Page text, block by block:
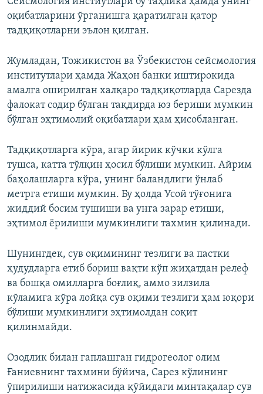
оқибатларини ўрганишга қаратилган қатор
тадқиқотларни эълон қилган.
Жумладан, Тожикистон ва Ўзбекистон сейсмология
институтлари ҳамда Жаҳон банки иштирокида
амалга оширилган халқаро тадқиқотларда Сарезда
фалокат содир бўлган тақдирда юз бериши мумкин
бўлган эҳтимолий оқибатлари ҳам ҳисобланган.
Тадқиқотларга кўра, агар йирик кўчки кўлга
тушса, катта тўлқин ҳосил бўлиши мумкин. Айрим
баҳолашларга кўра, унинг баландлиги ўнлаб
метрга етиши мумкин. Бу ҳолда Усой тўғонига
жиддий босим тушиши ва унга зарар етиши,
эҳтимол ёрилиши мумкинлиги тахмин қилинади.
Шунингдек, сув оқимининг тезлиги ва пастки
ҳудудларга етиб бориш вақти кўп жиҳатдан релеф
ва бошқа омилларга боғлиқ, аммо зилзила
кўламига кўра лойқа сув оқими тезлиги ҳам юқори
бўлиши мумкинлиги эҳтимолдан соқит
қилинмайди.
Озодлик билан гаплашган гидрогеолог олим
Ғаниевнинг тахмини бўйича, Сарез кўлининг
ўпирилиши натижасида қўйидаги минтақалар сув